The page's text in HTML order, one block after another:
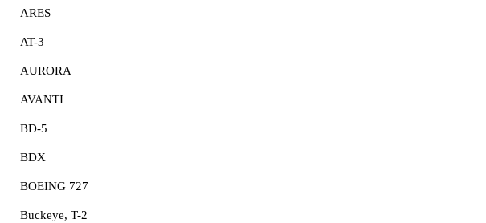
ARES
AT-3
AURORA
AVANTI
BD-5
BDX
BOEING 727
Buckeye, T-2